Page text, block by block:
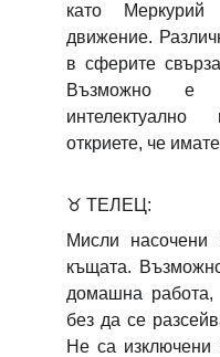
като
движение.
в сферите
Възможно е
откриете, че
♉ ТЕЛЕЦ:
Мисли насочени
къщата.
домашна работа,
без да се
Не са изключени